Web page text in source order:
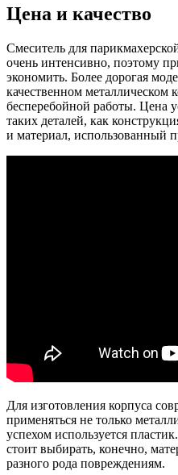
Цена и качество
Смеситель для
очень интенсивно, поэтому
экономить. Более дорогая
качественном металлическом
бесперебойной работы. Цена
таких деталей, как
и материал, использованный
Для изготовления корпуса
применяться не только
успехом используется
стоит выбирать, конечно,
разного рода повреждениям.